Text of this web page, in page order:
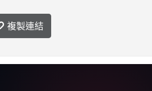
複製連結